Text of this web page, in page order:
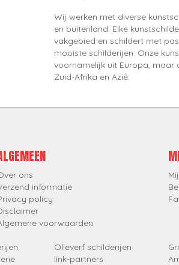
Wij werken met diverse
en buitenland. Elke
vakgebied en schildert met
mooiste schilderijen. Onze
voornamelijk uit Europa, maar
Zuid-Afrika en Azië.
ons
informatie
policy
voorwaarden
Olieverf schilderijen
link-partners